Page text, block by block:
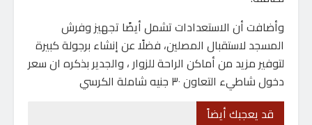
وأضافت أن الاستعدادات تشمل أيضًا تجهيز وفرش
المسجد لاستقبال المصلين، فضلًا عن إنشاء برجولة كبيرة
لتوفير مزيد من أماكن الراحة للزوار ، والجدير بذكره ان سعر
دخول شاطيء التعاون ٣٠ جنيه شاملة الكرسي
قد يعجبك أيضاً